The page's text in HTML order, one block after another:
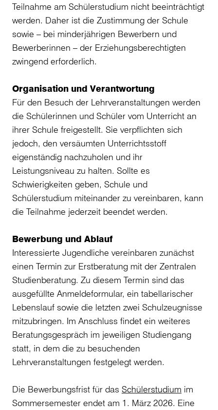
Teilnahme am Schülerstudium nicht beeinträchtigt
werden. Daher ist die Zustimmung der Schule
sowie – bei minderjährigen Bewerbern und
Bewerberinnen – der Erziehungsberechtigten
zwingend erforderlich.
Organisation und Verantwortung
Für den Besuch der Lehrveranstaltungen werden
die Schülerinnen und Schüler vom Unterricht an
ihrer Schule freigestellt. Sie verpflichten sich
jedoch, den versäumten Unterrichtsstoff
eigenständig nachzuholen und ihr
Leistungsniveau zu halten. Sollte es
Schwierigkeiten geben, Schule und
Schülerstudium miteinander zu vereinbaren, kann
die Teilnahme jederzeit beendet werden.
Bewerbung und Ablauf
Interessierte Jugendliche vereinbaren zunächst
einen Termin zur Erstberatung mit der Zentralen
Studienberatung. Zu diesem Termin sind das
ausgefüllte Anmeldeformular, ein tabellarischer
Lebenslauf sowie die letzten zwei Schulzeugnisse
mitzubringen. Im Anschluss findet ein weiteres
Beratungsgespräch im jeweiligen Studiengang
statt, in dem die zu besuchenden
Lehrveranstaltungen festgelegt werden.
Die Bewerbungsfrist für das Schülerstudium im
Sommersemester endet am 1. März 2026. Eine